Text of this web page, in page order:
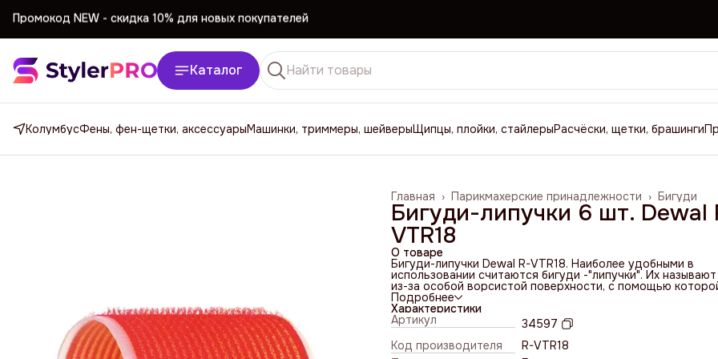
Промокод NEW - cкидка 10% для новых покупателей
Каталог
КолумбусФены, фен-щетки, аксессуарыМашинки, триммеры, шейверыЩипцы, плойки, стайлерыРасчёски, щетки, брашинги
Бигуди
Парикмахерские принадлежности ›
Главная ›
Бигуди-липучки 6 шт. Dewal
VTR18
О товаре
Бигуди-липучки Dewal R-VTR18. Наиболее удобными в
использовании считаются бигуди -"липучки". Их называют
из-за особой ворсистой поверхности, с помощью
они крепятся на волосах. Такие бигуди больше всего
подходят для женщин, имеющих тонкие и редкие волосы.
приподнимают их у корней, за счет чего прическа
более объемной. Бигуди-липучки подойдут и
обладательницам других типов волос. Благодаря простой
конструкции закрепить их на голове не составит особого
Подробнее
Характеристики
Артикул
34597
Код производителя
R-VTR18